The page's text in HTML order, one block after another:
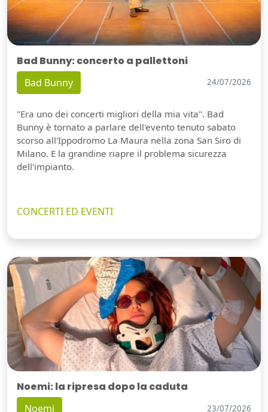
Bad Bunny: concerto a pallettoni
Bad Bunny 24/07/2026
"Era uno dei concerti migliori della mia vita". Bad
Bunny è tornato a parlare dell'evento tenuto sabato
scorso all'Ippodromo La Maura nella zona San Siro di
Milano. E la grandine riapre il problema sicurezza
dell'impianto.
CONCERTI ED EVENTI
Noemi: la ripresa dopo la caduta
Noemi 23/07/2026